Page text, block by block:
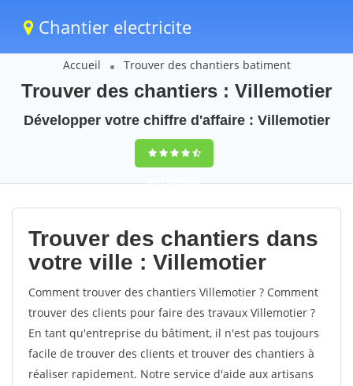
Chantier electricite
Accueil Trouver des chantiers batiment
Trouver des chantiers : Villemotier
Développer votre chiffre d'affaire : Villemotier
9,5(100%)65
votes
Trouver des chantiers dans
votre ville : Villemotier
Comment trouver des chantiers Villemotier ? Comment
trouver des clients pour faire des travaux Villemotier ?
En tant qu'entreprise du bâtiment, il n'est pas toujours
facile de trouver des clients et trouver des chantiers à
réaliser rapidement. Notre service d'aide aux artisans